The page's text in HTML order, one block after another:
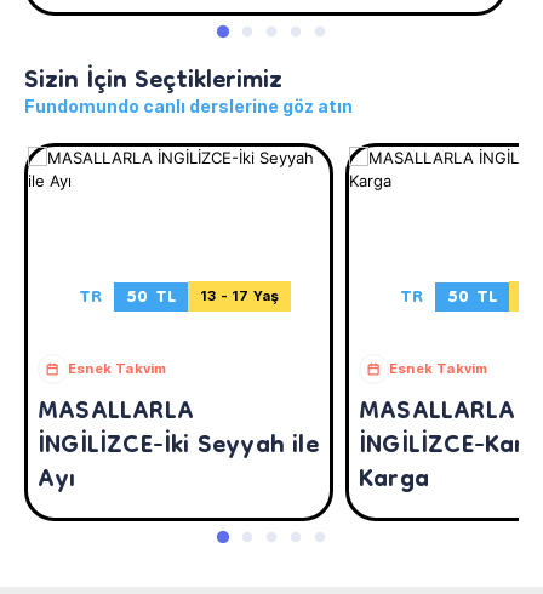
Sizin İçin Seçtiklerimiz
Fundomundo canlı derslerine göz atın
TR 50 TL 13 - 17 Yaş
Esnek Takvim
MASALLARLA
İNGİLİZCE-İki Seyyah ile
Ayı
TR 50 TL
Esnek Takvim
MASALLARLA
İNGİLİZCE-
Karga